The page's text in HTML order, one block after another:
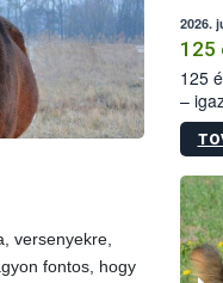
versenyekre,
fontos, hogy
2026.
125
125
–
15.